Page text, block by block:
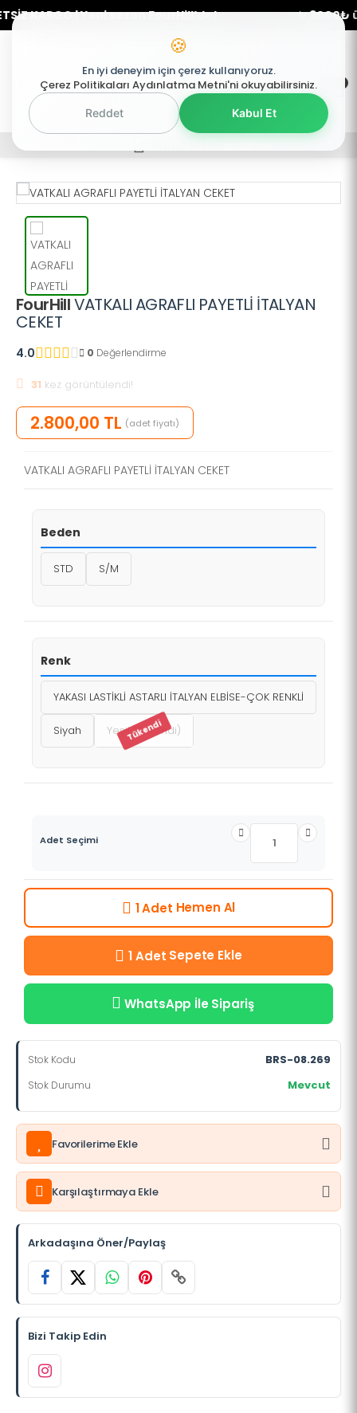
KARGO | Yeni sezon FourHill’de! ✨ 3000₺
Mobil Menü
Mobil Menü
FourHillVATKALI AGRAFLI PAYETLİ İTALYAN
CEKET
4.0 0 Değerlendirme
31 kez görüntülendi!
2.800,00 TL (adet fiyatı)
VATKALI AGRAFLI PAYETLİ İTALYAN CEKET
Beden
STD S/M
Renk
YAKASI LASTİKLİ ASTARLI İTALYAN ELBİSE-ÇOK RENKLİ
Siyah Yeşil (Tükendi)
Adet Seçimi
1 Adet Hemen Al
1 Adet Sepete Ekle
WhatsApp İle Sipariş
Stok Kodu BRS-08.269
Stok Durumu Mevcut
Favorilerime Ekle
Karşılaştırmaya Ekle
Arkadaşına Öner/Paylaş
Bizi Takip Edin
🍪
En iyi deneyim için çerez kullanıyoruz.
Çerez Politikaları Aydınlatma Metni'ni okuyabilirsiniz.
Reddet Kabul Et